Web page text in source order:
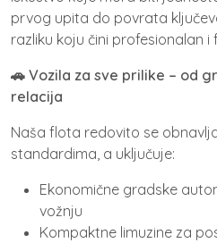
prvog upita do povrata
razliku koju čini profesionalan i
🚗 Vozila za sve prilike – od
relacija
Naša flota redovito se
standardima, a uključuje:
Ekonomične gradske
vožnju
Kompaktne limuzine za